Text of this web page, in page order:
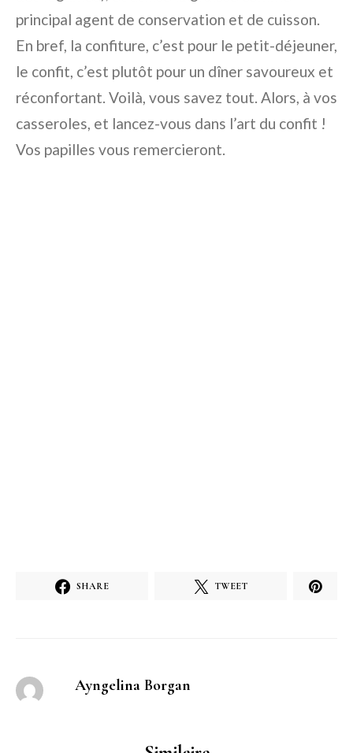
principal agent de conservation et de cuisson.
En bref, la confiture, c’est pour le petit-déjeuner,
le confit, c’est plutôt pour un dîner savoureux et
réconfortant. Voilà, vous savez tout. Alors, à vos
casseroles, et lancez-vous dans l’art du confit !
Vos papilles vous remercieront.
SHARE TWEET
Ayngelina Borgan